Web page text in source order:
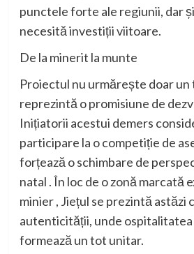
puncteleforte ale regiunii, darși
necesităinvestițiiviitoare.
De la minerit la munte
Proiectul nu urmărește doar un
reprezintă opromisiune de
Inițiatorii acestui demers
participare la ocompetiție de
forțează oschimbare de
natal .În loc de ozonă marcată
minier, Jiețul se prezintă astăzi
autenticității, unde ospitalitatea
formează untot unitar.